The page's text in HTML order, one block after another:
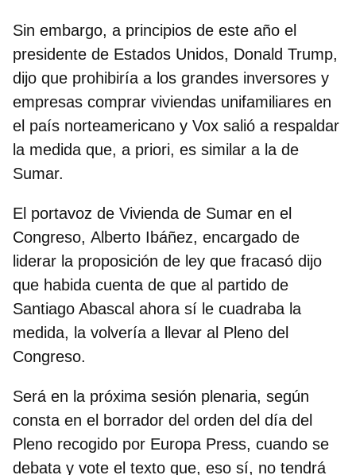
Sin embargo, a principios de este año el
presidente de Estados Unidos, Donald Trump,
dijo que prohibiría a los grandes inversores y
empresas comprar viviendas unifamiliares en
el país norteamericano y Vox salió a respaldar
la medida que, a priori, es similar a la de
Sumar.
El portavoz de Vivienda de Sumar en el
Congreso, Alberto Ibáñez, encargado de
liderar la proposición de ley que fracasó dijo
que habida cuenta de que al partido de
Santiago Abascal ahora sí le cuadraba la
medida, la volvería a llevar al Pleno del
Congreso.
Será en la próxima sesión plenaria, según
consta en el borrador del orden del día del
Pleno recogido por Europa Press, cuando se
debata y vote el texto que, eso sí, no tendrá